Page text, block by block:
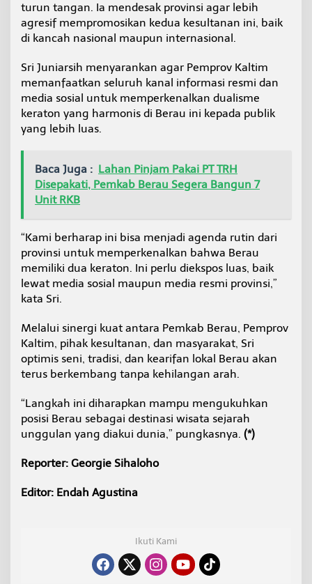
turun tangan. Ia mendesak provinsi agar lebih
agresif mempromosikan kedua kesultanan ini, baik
di kancah nasional maupun internasional.
Sri Juniarsih menyarankan agar Pemprov Kaltim
memanfaatkan seluruh kanal informasi resmi dan
media sosial untuk memperkenalkan dualisme
keraton yang harmonis di Berau ini kepada publik
yang lebih luas.
Baca Juga : Lahan Pinjam Pakai PT TRH
Disepakati, Pemkab Berau Segera Bangun 7
Unit RKB
“Kami berharap ini bisa menjadi agenda rutin dari
provinsi untuk memperkenalkan bahwa Berau
memiliki dua keraton. Ini perlu diekspos luas, baik
lewat media sosial maupun media resmi provinsi,”
kata Sri.
Melalui sinergi kuat antara Pemkab Berau, Pemprov
Kaltim, pihak kesultanan, dan masyarakat, Sri
optimis seni, tradisi, dan kearifan lokal Berau akan
terus berkembang tanpa kehilangan arah.
“Langkah ini diharapkan mampu mengukuhkan
posisi Berau sebagai destinasi wisata sejarah
unggulan yang diakui dunia,” pungkasnya. (*)
Reporter: Georgie Sihaloho
Editor: Endah Agustina
Ikuti Kami